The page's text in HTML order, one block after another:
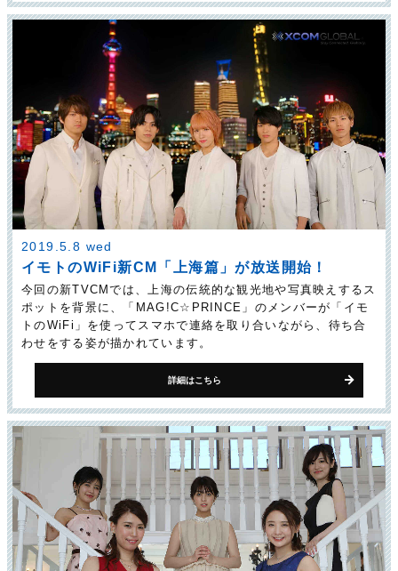
2019.5.8 wed
イモトのWiFi新CM「上海篇」が放送開始！
今回の新TVCMでは、上海の伝統的な観光地や写真映えするス
ポットを背景に、「MAG!C☆PRINCE」のメンバーが「イモ
トのWiFi」を使ってスマホで連絡を取り合いながら、待ち合
わせをする姿が描かれています。
詳細はこちら